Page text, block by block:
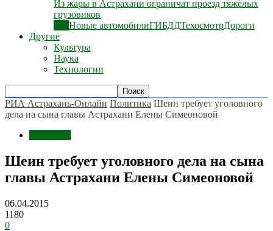
Из жары в Астрахани ограничат проезд тяжёлых
грузовиков
Новые автомобилиГИБДДТехосмотрДороги
Другие
Культура
Наука
Технологии
РИА Астрахань-Онлайн Политика Шеин требует уголовного
дела на сына главы Астрахани Елены Симеоновой
Шеин требует уголовного дела на сына
главы Астрахани Елены Симеоновой
06.04.2015
1180
0